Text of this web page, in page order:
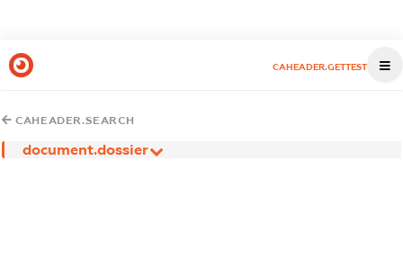
CAHEADER.GETTEST
CAHEADER.SEARCH
document.dossier